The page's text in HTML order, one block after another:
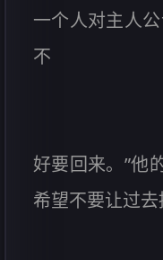
一个人对主人
不
好要回来。”他
希望不要让过去